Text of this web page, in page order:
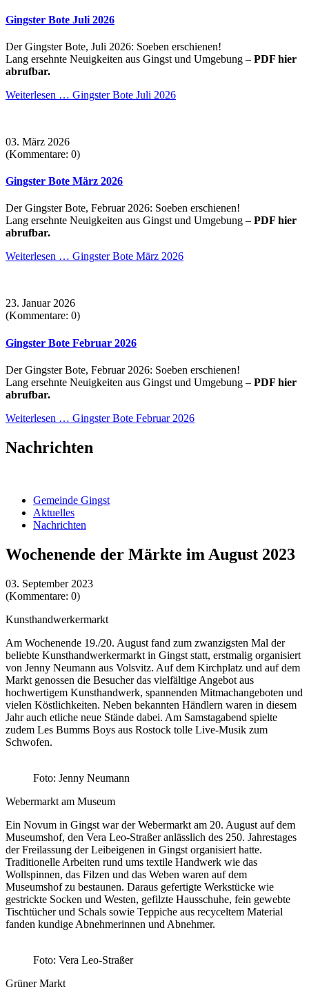
Gingster Bote Juli 2026
Der Gingster Bote, Juli 2026: Soeben erschienen!
Lang ersehnte Neuigkeiten aus Gingst und Umgebung – PDF hier
abrufbar.
Weiterlesen … Gingster Bote Juli 2026
03. März 2026
(Kommentare: 0)
Gingster Bote März 2026
Der Gingster Bote, Februar 2026: Soeben erschienen!
Lang ersehnte Neuigkeiten aus Gingst und Umgebung – PDF hier
abrufbar.
Weiterlesen … Gingster Bote März 2026
23. Januar 2026
(Kommentare: 0)
Gingster Bote Februar 2026
Der Gingster Bote, Februar 2026: Soeben erschienen!
Lang ersehnte Neuigkeiten aus Gingst und Umgebung – PDF hier
abrufbar.
Weiterlesen … Gingster Bote Februar 2026
Nachrichten
Gemeinde Gingst
Aktuelles
Nachrichten
Wochenende der Märkte im August 2023
03. September 2023
(Kommentare: 0)
Kunsthandwerkermarkt
Am Wochenende 19./20. August fand zum zwanzigsten Mal der
beliebte Kunsthandwerkermarkt in Gingst statt, erstmalig organisiert
von Jenny Neumann aus Volsvitz. Auf dem Kirchplatz und auf dem
Markt genossen die Besucher das vielfältige Angebot aus
hochwertigem Kunsthandwerk, spannenden Mitmachangeboten und
vielen Köstlichkeiten. Neben bekannten Händlern waren in diesem
Jahr auch etliche neue Stände dabei. Am Samstagabend spielte
zudem Les Bumms Boys aus Rostock tolle Live-Musik zum
Schwofen.
Foto: Jenny Neumann
Webermarkt am Museum
Ein Novum in Gingst war der Webermarkt am 20. August auf dem
Museumshof, den Vera Leo-Straßer anlässlich des 250. Jahrestages
der Freilassung der Leibeigenen in Gingst organisiert hatte.
Traditionelle Arbeiten rund ums textile Handwerk wie das
Wollspinnen, das Filzen und das Weben waren auf dem
Museumshof zu bestaunen. Daraus gefertigte Werkstücke wie
gestrickte Socken und Westen, gefilzte Hausschuhe, fein gewebte
Tischtücher und Schals sowie Teppiche aus recyceltem Material
fanden kundige Abnehmerinnen und Abnehmer.
Foto: Vera Leo-Straßer
Grüner Markt